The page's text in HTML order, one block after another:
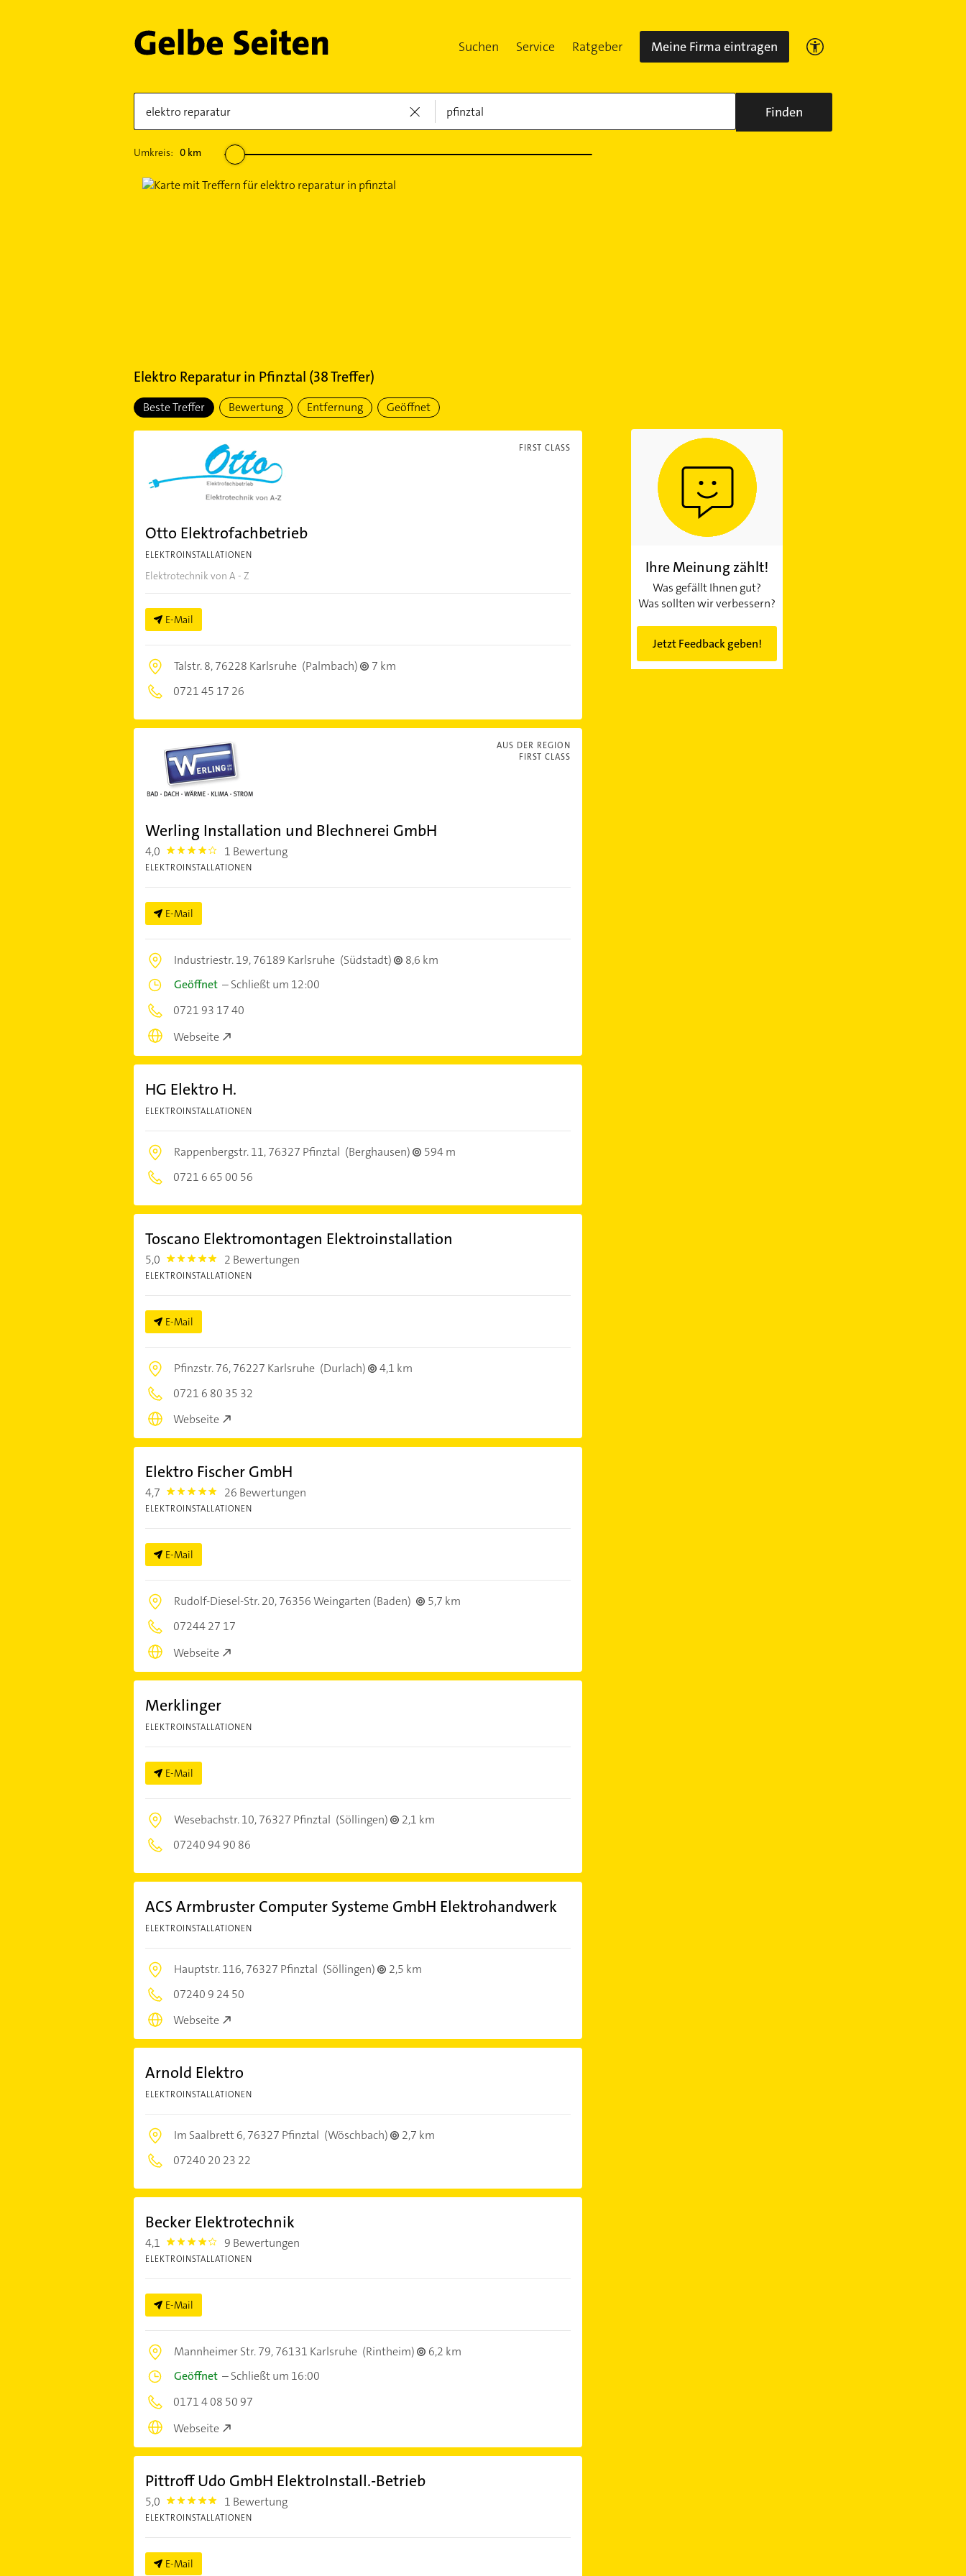
Suchen Service Ratgeber Meine Firma eintragen
Finden
Umkreis: 0km
Elektro Reparaturin Pfinztal (38Treffer)
Beste Treffer Bewertung Entfernung Geöffnet
FIRST CLASS
Otto Elektrofachbetrieb
ELEKTROINSTALLATIONEN
Elektrotechnik von A - Z
E-Mail
Talstr. 8,76228 Karlsruhe (Palmbach)
7 km
0721 45 17 26
AUS DER REGION
FIRST CLASS
Werling Installation und Blechnerei GmbH
4,0 4.0 1 Bewertung
ELEKTROINSTALLATIONEN
E-Mail
Industriestr. 19,76189 Karlsruhe (Südstadt)
8,6 km
Geöffnet–Schließt um 12:00
0721 93 17 40
Webseite
HG Elektro H.
ELEKTROINSTALLATIONEN
Rappenbergstr. 11,76327 Pfinztal (Berghausen)
594 m
0721 6 65 00 56
Toscano Elektromontagen Elektroinstallation
5,0 5.0 2 Bewertungen
ELEKTROINSTALLATIONEN
E-Mail
Pfinzstr. 76,76227 Karlsruhe (Durlach)
4,1 km
0721 6 80 35 32
Webseite
Elektro Fischer GmbH
4,7 4.7000003 26 Bewertungen
ELEKTROINSTALLATIONEN
E-Mail
Rudolf-Diesel-Str. 20,76356 Weingarten (Baden)
5,7 km
07244 27 17
Webseite
Merklinger
ELEKTROINSTALLATIONEN
E-Mail
Wesebachstr. 10,76327 Pfinztal (Söllingen)
2,1 km
07240 94 90 86
ACS Armbruster Computer Systeme GmbH Elektrohandwerk
ELEKTROINSTALLATIONEN
Hauptstr. 116,76327 Pfinztal (Söllingen)
2,5 km
07240 9 24 50
Webseite
Arnold Elektro
ELEKTROINSTALLATIONEN
Im Saalbrett 6,76327 Pfinztal (Wöschbach)
2,7 km
07240 20 23 22
Becker Elektrotechnik
4,1 4.1 9 Bewertungen
ELEKTROINSTALLATIONEN
E-Mail
Mannheimer Str. 79,76131 Karlsruhe (Rintheim)
6,2 km
Geöffnet–Schließt um 16:00
0171 4 08 50 97
Webseite
Pittroff Udo GmbH ElektroInstall.-Betrieb
5,0 5.0 1 Bewertung
ELEKTROINSTALLATIONEN
E-Mail
Ihre Meinung zählt!
Was gefällt Ihnen gut?
Was sollten wir verbessern?
Jetzt Feedback geben!